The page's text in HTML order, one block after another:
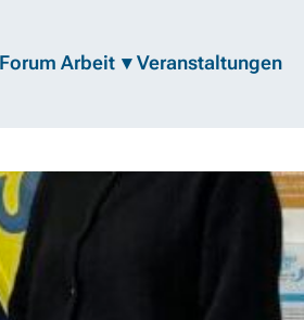
Forum Arbeit Veranstaltungen